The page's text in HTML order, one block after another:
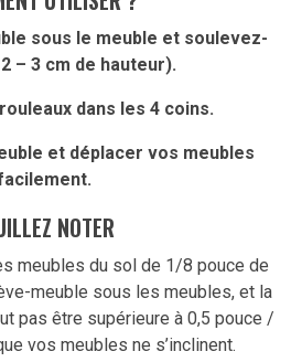
sous le meuble et soulevez-
– 3 cm de hauteur).
dans les 4 coins.
et déplacer vos meubles
NOTER
meubles du sol de 1/8 pouce de
meuble sous les meubles, et la
pas être supérieure à 0,5 pouce /
vos meubles ne s’inclinent.